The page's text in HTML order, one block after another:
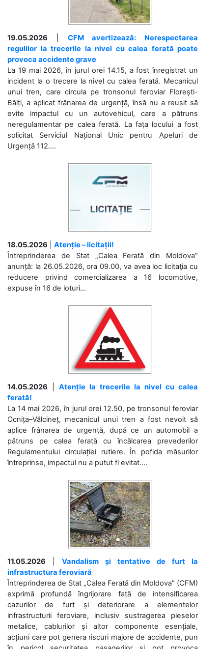
19.05.2026
CFM avertizează: Nerespectarea
regulilor la trecerile la nivel cu calea ferată poate
provoca accidente grave
La 19 mai 2026, în jurul orei 14.15, a fost înregistrat un
incident la o trecere la nivel cu calea ferată. Mecanicul
unui tren, care circula pe tronsonul feroviar Florești-
Bălți, a aplicat frânarea de urgență, însă nu a reușit să
evite impactul cu un autovehicul, care a pătruns
neregulamentar pe calea ferată. La fața locului a fost
solicitat Serviciul Național Unic pentru Apeluri de
Urgență 112....
18.05.2026
Atenție – licitații!
Întreprinderea de Stat „Calea Ferată din Moldova”
anunță: la 26.05.2026, ora 09.00, va avea loc licitaţia cu
reducere privind comercializarea a 16 locomotive,
expuse în 16 de loturi...
14.05.2026
Atenție la trecerile la nivel cu calea
ferată!
La 14 mai 2026, în jurul orei 12.50, pe tronsonul feroviar
Ocnița–Vălcineț, mecanicul unui tren a fost nevoit să
aplice frânarea de urgență, după ce un automobil a
pătruns pe calea ferată cu încălcarea prevederilor
Regulamentului circulației rutiere. În pofida măsurilor
întreprinse, impactul nu a putut fi evitat....
11.05.2026
Vandalism și tentative de furt la
infrastructura feroviară
Întreprinderea de Stat „Calea Ferată din Moldova” (CFM)
exprimă profundă îngrijorare față de intensificarea
cazurilor de furt și deteriorare a elementelor
infrastructurii feroviare, inclusiv sustragerea pieselor
metalice, cablurilor și altor componente esențiale,
acțiuni care pot genera riscuri majore de accidente, pun